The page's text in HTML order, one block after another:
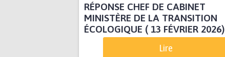
RÉPONSE CHEF DE CABINET
MINISTÈRE DE LA TRANSITION
ÉCOLOGIQUE ( 13 FÉVRIER 2026)
Lire